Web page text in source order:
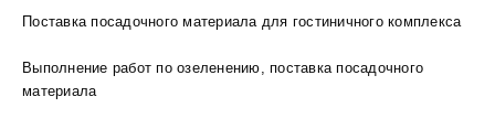
Поставка посадочного материала для гостиничного комплекса
Выполнение работ по озеленению, поставка посадочного
материала